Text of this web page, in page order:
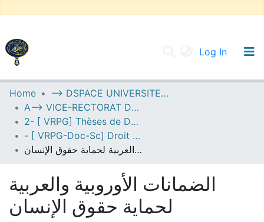
Log In
UNIVERSITY OF D.L SIDI BEL ABBES
Communities & Collections
All of DSpace
Statistics
Home
--> DSPACE UNIVERSITE DJILALLI LIABES DE SIDI BEL ABBES
A--> VICE-RECTORAT DE LA POST-GRADUATION
2- [ VRPG] Thèses de Doctorat en Sciences
- [ VRPG-Doc-Sc] Droit --- قانون
الضمانات الأوروبية والعربية لحماية حقوق الإنسان
الضمانات الأوروبية والعربية
لحماية حقوق الإنسان